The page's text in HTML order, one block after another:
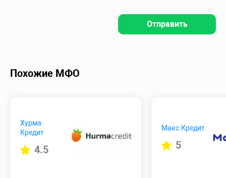
Отправить
Похожие МФО
Хурма
Кредит
4.5
Макс.Кредит
5